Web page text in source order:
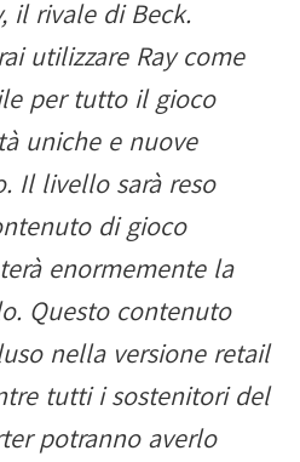
il rivale di Beck.
utilizzare Ray come
per tutto il gioco
uniche e nuove
Il livello sarà reso
di gioco
enormemente la
Questo contenuto
nella versione retail
tutti i sostenitori del
potranno averlo